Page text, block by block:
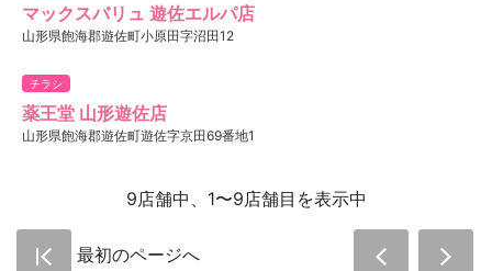
マックスバリュ 遊佐エルパ店
山形県飽海郡遊佐町小原田字沼田12
チラシ
薬王堂 山形遊佐店
山形県飽海郡遊佐町遊佐字京田69番地1
9店舗中、1〜9店舗目を表示中
最初のページへ